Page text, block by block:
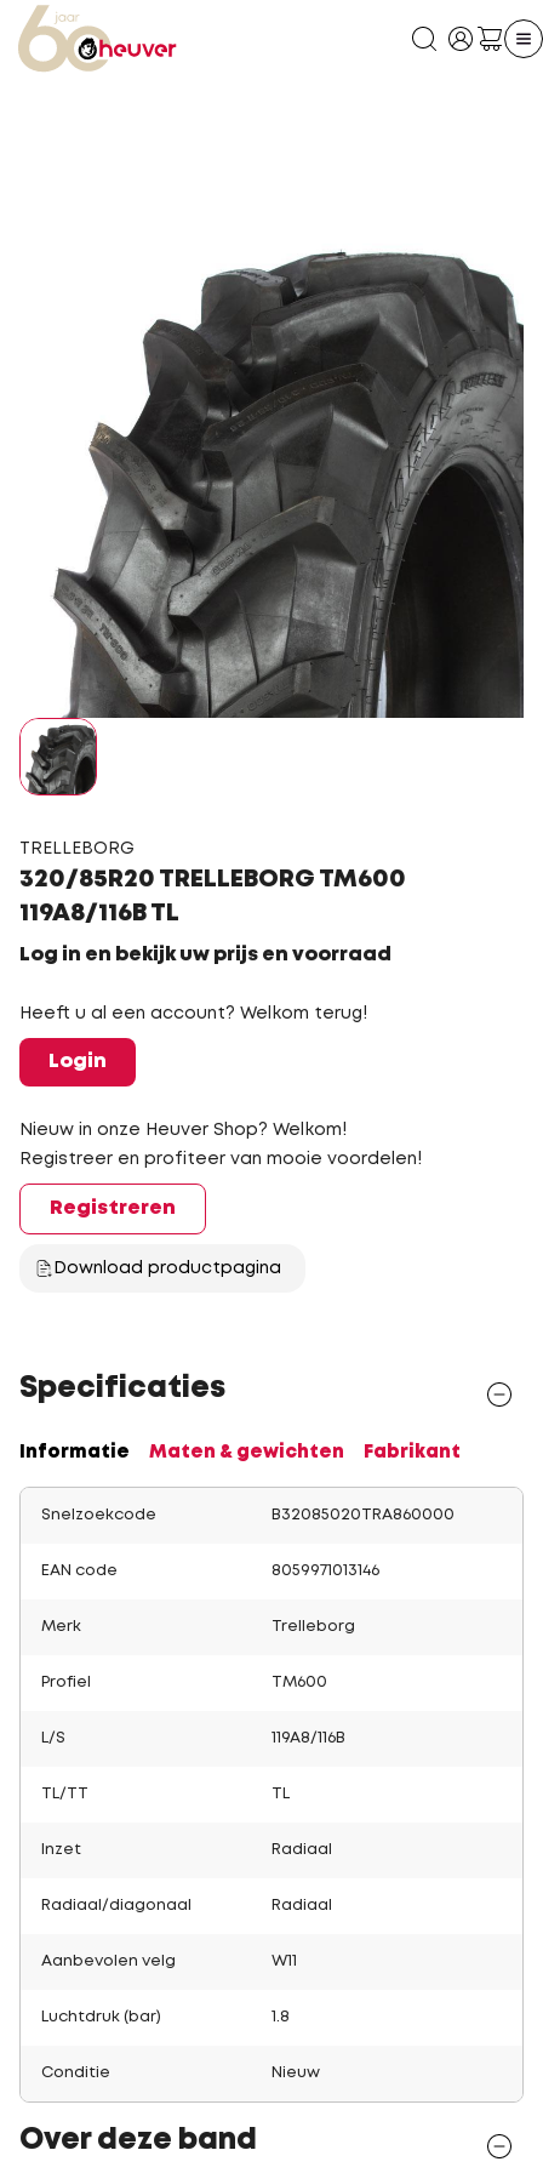
TRELLEBORG
320/85R20 TRELLEBORG TM600
119A8/116B TL
Log in en bekijk uw prijs en voorraad
Heeft u al een account? Welkom terug!
Login
Nieuw in onze Heuver Shop? Welkom!
Registreer en profiteer van mooie voordelen!
Registreren
Download productpagina
Specificaties
Informatie Maten & gewichten Fabrikant
Snelzoekcode B32085020TRA860000
EAN code 8059971013146
Merk Trelleborg
Profiel TM600
L/S 119A8/116B
TL/TT
Inzet Radiaal
Radiaal/diagonaal Radiaal
Aanbevolen velg W11
Luchtdruk (bar) 1.8
Conditie Nieuw
Over deze band